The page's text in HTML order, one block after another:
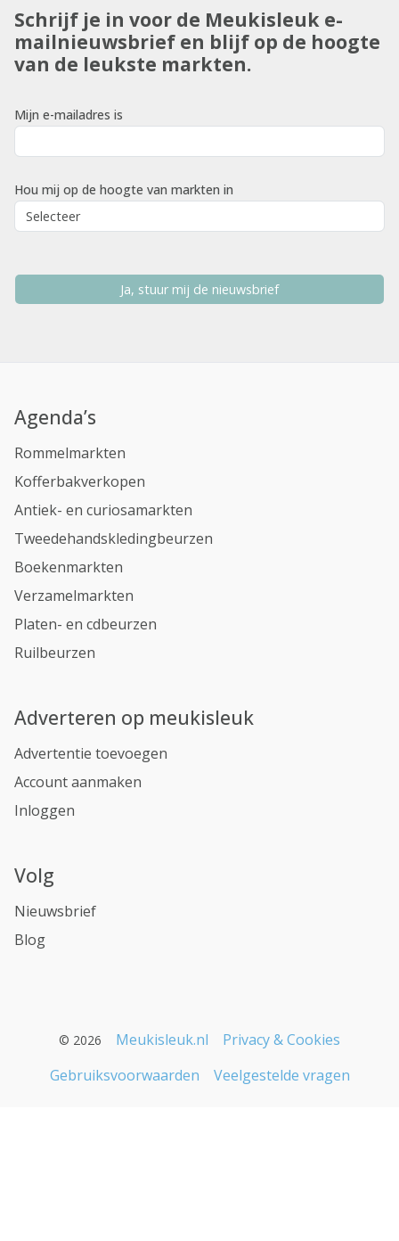
Schrijf je in voor de Meukisleuk e-
mailnieuwsbrief en blijf op de hoogte
van de leukste markten.
Mijn e-mailadres is
Hou mij op de hoogte van markten in
Ja, stuur mij de nieuwsbrief
Agenda’s
Rommelmarkten
Kofferbakverkopen
Antiek- en curiosamarkten
Tweedehandskledingbeurzen
Boekenmarkten
Verzamelmarkten
Platen- en cdbeurzen
Ruilbeurzen
Adverteren op meukisleuk
Advertentie toevoegen
Account aanmaken
Inloggen
Volg
Nieuwsbrief
Blog
© 2026 Meukisleuk.nl
Privacy & Cookies
Gebruiksvoorwaarden
Veelgestelde vragen